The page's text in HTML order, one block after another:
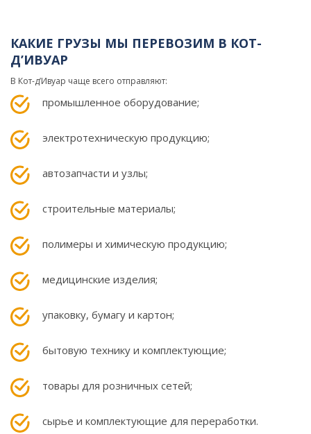
КАКИЕ ГРУЗЫ МЫ ПЕРЕВОЗИМ В КОТ-
Д’ИВУАР
В Кот-д’Ивуар чаще всего отправляют:
промышленное оборудование;
электротехническую продукцию;
автозапчасти и узлы;
строительные материалы;
полимеры и химическую продукцию;
медицинские изделия;
упаковку, бумагу и картон;
бытовую технику и комплектующие;
товары для розничных сетей;
сырье и комплектующие для переработки.